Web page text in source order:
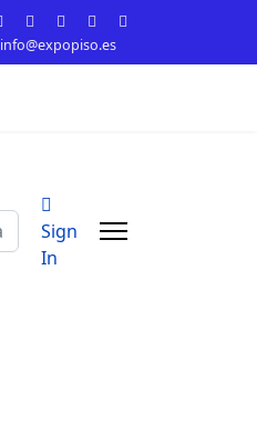
info@expopiso.es
Sign
In